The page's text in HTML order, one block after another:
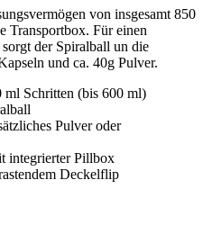
von insgesamt 850
Transportbox. Für einen
der Spiralball un die
und ca. 40g Pulver.
Schritten (bis 600 ml)
Pulver oder
integrierter Pillbox
Deckelflip